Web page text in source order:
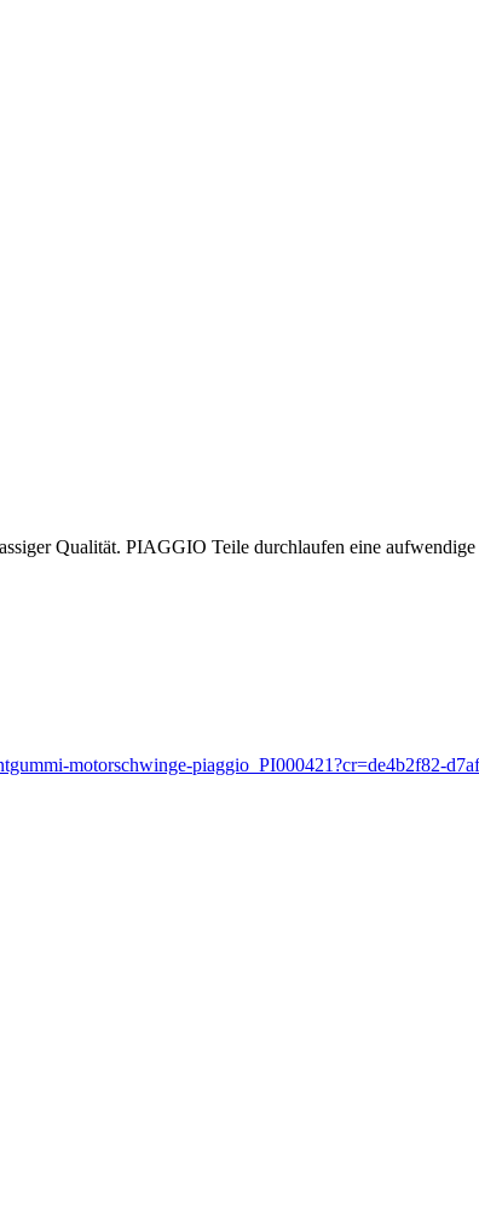
Qualität. PIAGGIO Teile durchlaufen eine aufwendige
motorschwinge-piaggio_PI000421?cr=de4b2f82-